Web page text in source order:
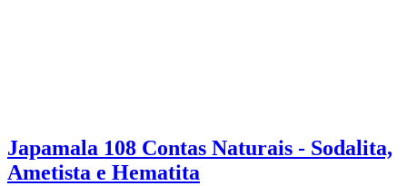
Japamala 108 Contas Naturais - Sodalita,
Ametista e Hematita